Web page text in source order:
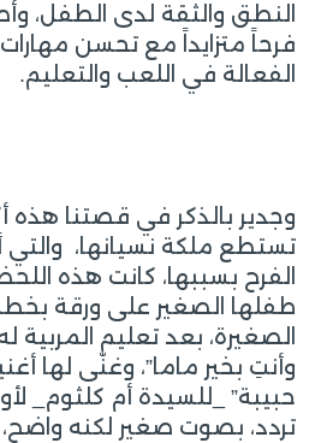
النطق والثقة لدى الطفل،
فرحاً متزايداً مع تحسن
الفعالة في اللعب والتعليم.
وجدير بالذكر في قصتنا هذه
تستطع ملكة نسيانها،
الفرح بسببها، كانت هذه
طفلها الصغير على ورقة بخطه
الصغيرة، بعد تعليم المربية
وأنتِ بخير ماما”، وغنّى لها
حبيبة” _للسيدة أم كلثوم_
تردد، بصوت صغير لكنه واضح،